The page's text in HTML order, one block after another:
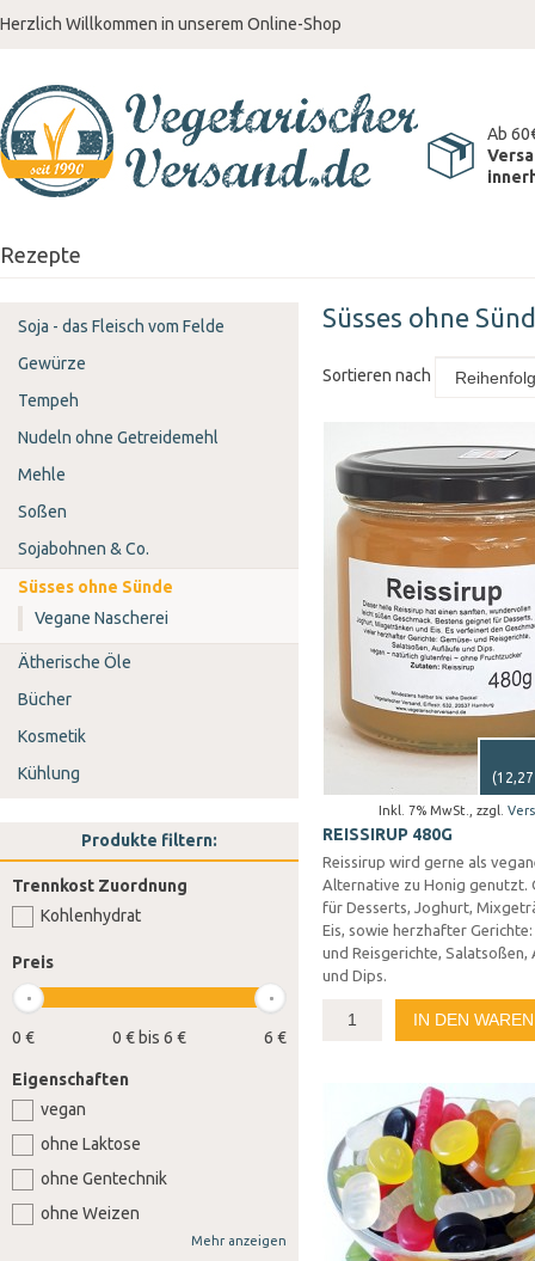
Herzlich Willkommen in unserem Online-Shop
Ab
Rezepte
Süsses ohne
Sortieren nach
Inkl. 7% MwSt. zzgl.
(
REISSIRUP 480G
Reissirup wird gerne als
Alternative zu Honig genutzt.
für Desserts, Joghurt,
Eis, sowie herzhafter Gerichte:
und Reisgerichte, Salatsoßen,
und Dips.
IN DEN
Soja - das Fleisch vom Felde
Gewürze
Tempeh
Nudeln ohne Getreidemehl
Mehle
Soßen
Sojabohnen & Co.
Süsses ohne Sünde
Vegane Nascherei
Ätherische Öle
Bücher
Kosmetik
Kühlung
Produkte filtern:
Trennkost Zuordnung
Kohlenhydrat
Preis
0 € 6 €
0 € bis 6 €
Eigenschaften
vegan
ohne Laktose
ohne Gentechnik
ohne Weizen
Mehr anzeigen